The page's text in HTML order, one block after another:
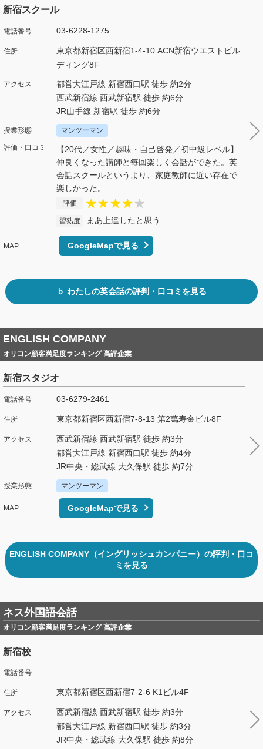
新宿スクール
03-6228-1275
東京都新宿区西新宿1-4-10 ACN新宿ウエストビル
ディング8F
都営大江戸線 新宿西口駅 徒歩 約2分
西武新宿線 西武新宿駅 徒歩 約6分
JR山手線 新宿駅 徒歩 約6分
マンツーマン
【20代／女性／趣味・自己啓発／初中級レベル】
仲良くなった講師と毎回楽しく会話ができた。英
会話スクールというより、家庭教師に近い存在で
楽しかった。
評価
習熟度 まあ上達したと思う
GoogleMapで見る
ｂ わたしの英会話の評判・口コミを見る
ENGLISH COMPANY
オリコン顧客満足度ランキング 高評企業
新宿スタジオ
03-6279-2461
東京都新宿区西新宿7-8-13 第2萬寿金ビル8F
西武新宿線 西武新宿駅 徒歩 約3分
都営大江戸線 新宿西口駅 徒歩 約4分
JR中央・総武線 大久保駅 徒歩 約7分
マンツーマン
GoogleMapで見る
ENGLISH COMPANY（イングリッシュカンパニー）の評判・口コ
ミを見る
ネス外国語会話
オリコン顧客満足度ランキング 高評企業
新宿校
東京都新宿区西新宿7-2-6 K1ビル4F
西武新宿線 西武新宿駅 徒歩 約3分
都営大江戸線 新宿西口駅 徒歩 約3分
JR中央・総武線 大久保駅 徒歩 約8分